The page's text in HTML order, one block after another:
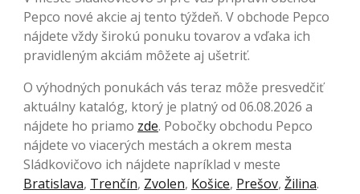
Pepco nové akcie aj tento týždeň. V obchode Pepco
nájdete vždy širokú ponuku tovarov a vďaka ich
pravidleným akciám môžete aj ušetriť.
O výhodných ponukách vás teraz môže presvedčiť
aktuálny katalóg, ktorý je platný od 06.08.2026 a
nájdete ho priamo zde. Pobočky obchodu Pepco
nájdete vo viacerých mestách a okrem mesta
Sládkovičovo ich nájdete napríklad v meste
Bratislava, Trenčín, Zvolen, Košice, Prešov, Žilina.